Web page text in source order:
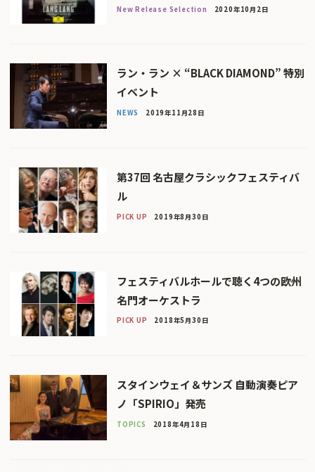
New Release Selection 2020年10月2日
ラン・ラン × “BLACK DIAMOND” 特別
イベント
NEWS 2019年11月28日
第37回 名古屋クラシックフェスティバ
ル
PICK UP 2019年8月30日
フェスティバルホールで聴く4つの欧州
名門オーケストラ
PICK UP 2018年5月30日
スタインウェイ＆サンズ 自動演奏ピア
ノ「SPIRIO」発売
TOPICS 2018年4月18日